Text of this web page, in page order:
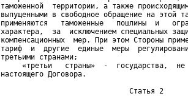
таможенной  территории, а также
выпущенными в свободное обращение на этой
применяются   таможенные   пошлины  и
характера,  за  исключением специальных
компенсационных  мер. При этом Стороны
тариф  и  другие  единые  меры
третьими странами;
«третьи   страны»  -  государства,
настоящего Договора.
                              Статья 2